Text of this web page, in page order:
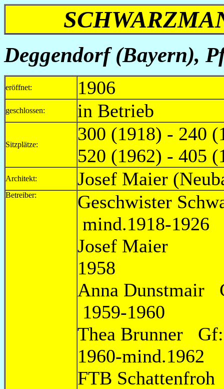
Deggendorf (Bayern),
eröffnet: 1906
geschlossen: in Betrieb
Sitzplätze:
300 (1918) - 240
520 (1962) - 405
Architekt: Josef Maier
Betreiber:
mind.1918-1926
Josef
1958
Anna
1959-1960
Thea
1960-mind.1962
FTB